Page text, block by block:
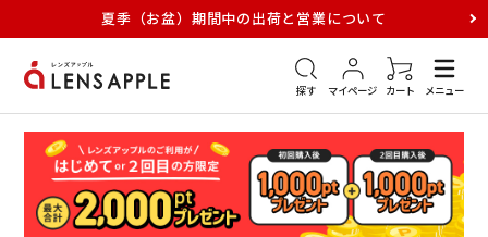
夏季（お盆）期間中の出荷と営業について
探す マイページ カート メニュー
アキュビュー メダリスト メガネ